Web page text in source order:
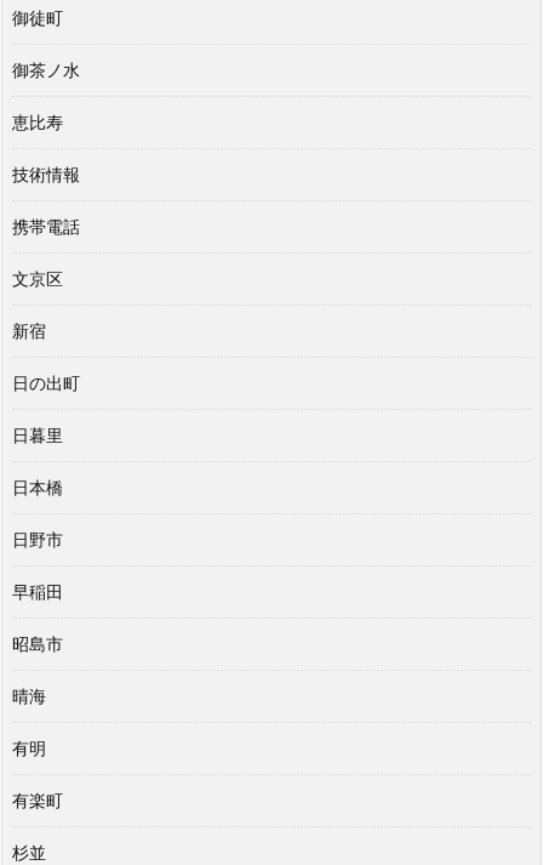
御徒町
御茶ノ水
恵比寿
技術情報
携帯電話
文京区
新宿
日の出町
日暮里
日本橋
日野市
早稲田
昭島市
晴海
有明
有楽町
杉並